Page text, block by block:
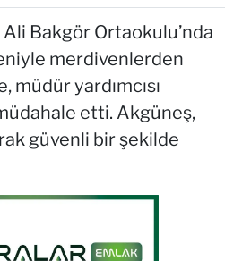
Ali Bakgör Ortaokulu’nda
merdivenlerden
yardımcısı
etti. Akgüneş,
güvenli bir şekilde